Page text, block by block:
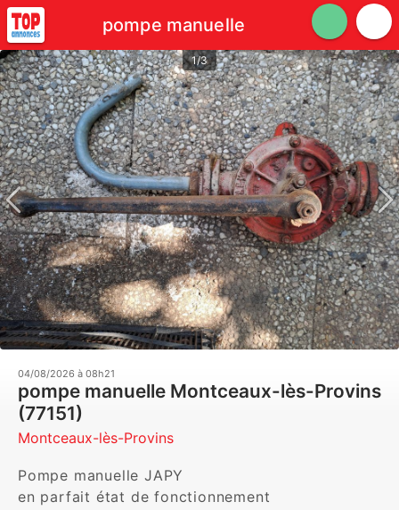
pompe manuelle
1/3
04/08/2026 à 08h21
pompe manuelle Montceaux-lès-Provins
(77151)
Montceaux-lès-Provins
Pompe manuelle JAPY
en parfait état de fonctionnement